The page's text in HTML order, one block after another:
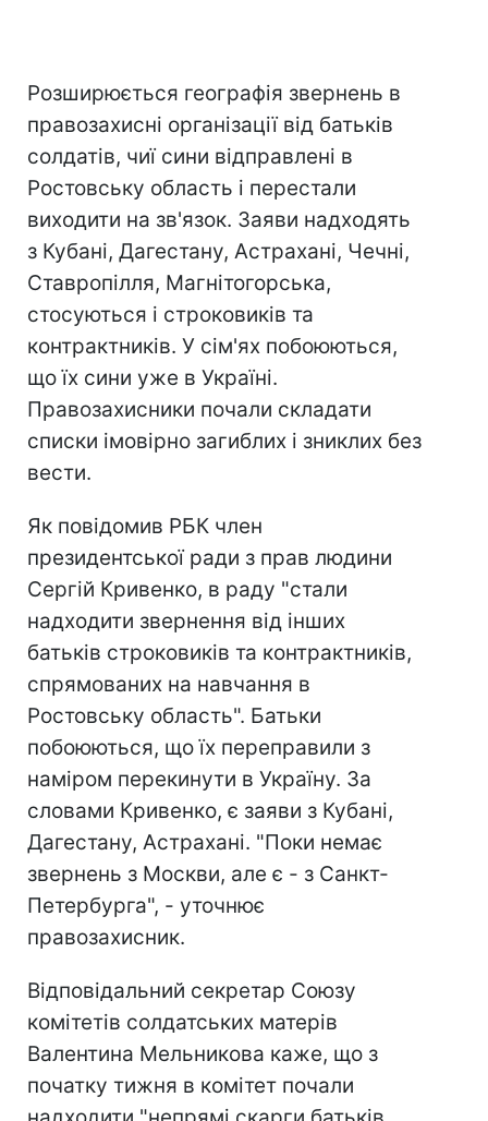
Розширюється географія звернень в
правозахисні організації від батьків
солдатів, чиї сини відправлені в
Ростовську область і перестали
виходити на зв'язок. Заяви надходять
з Кубані, Дагестану, Астрахані, Чечні,
Ставропілля, Магнітогорська,
стосуються і строковиків та
контрактників. У сім'ях побоюються,
що їх сини уже в Україні.
Правозахисники почали складати
списки імовірно загиблих і зниклих без
вести.
Як повідомив РБК член
президентської ради з прав людини
Сергій Кривенко, в раду "стали
надходити звернення від інших
батьків строковиків та контрактників,
спрямованих на навчання в
Ростовську область". Батьки
побоюються, що їх переправили з
наміром перекинути в Україну. За
словами Кривенко, є заяви з Кубані,
Дагестану, Астрахані. "Поки немає
звернень з Москви, але є - з Санкт-
Петербурга", - уточнює
правозахисник.
Відповідальний секретар Союзу
комітетів солдатських матерів
Валентина Мельникова каже, що з
початку тижня в комітет почали